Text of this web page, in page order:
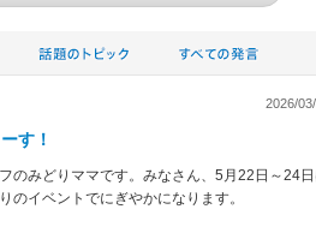
2026/
す！
のみどりママです。みなさん、5月22日～24
のイベントでにぎやかになります。